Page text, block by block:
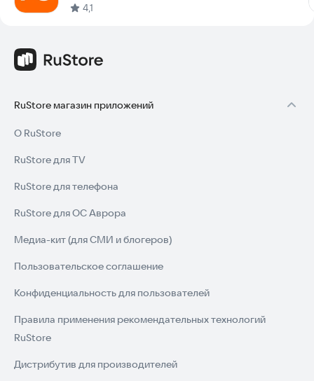
4,1
RuStore магазин приложений
О RuStore
RuStore для TV
RuStore для телефона
RuStore для ОС Аврора
Медиа-кит (для СМИ и блогеров)
Пользовательское соглашение
Конфиденциальность для пользователей
Правила применения рекомендательных технологий
RuStore
Дистрибутив для производителей